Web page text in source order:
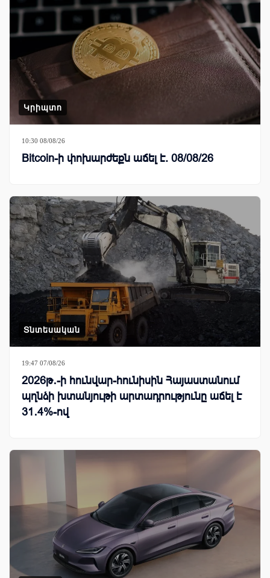
Կրիպտո
10:30 08/08/26
Bitcoin-ի փոխարժեքն աճել է. 08/08/26
Տնտեսական
19:47 07/08/26
2026թ․-ի հունվար-հունիսին Հայաստանում
պղնձի խտանյութի արտադրությունը աճել է
31․4%-ով